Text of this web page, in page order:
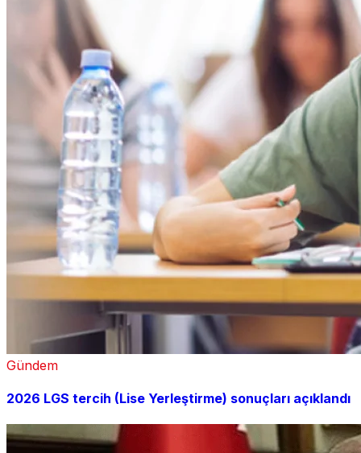
Gündem
2026 LGS tercih (Lise Yerleştirme) sonuçları açıklandı